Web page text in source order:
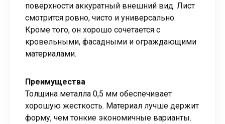
поверхности аккуратный внешний вид. Лист
смотрится ровно, чисто и универсально.
Кроме того, он хорошо сочетается с
кровельными, фасадными и ограждающими
материалами.
Преимущества
Толщина металла 0,5 мм обеспечивает
хорошую жесткость. Материал лучше держит
форму, чем тонкие экономичные варианты.